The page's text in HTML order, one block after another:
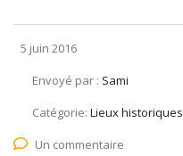
5 juin 2016
Envoyé par : Sami
Catégorie: Lieux historiques
Un commentaire